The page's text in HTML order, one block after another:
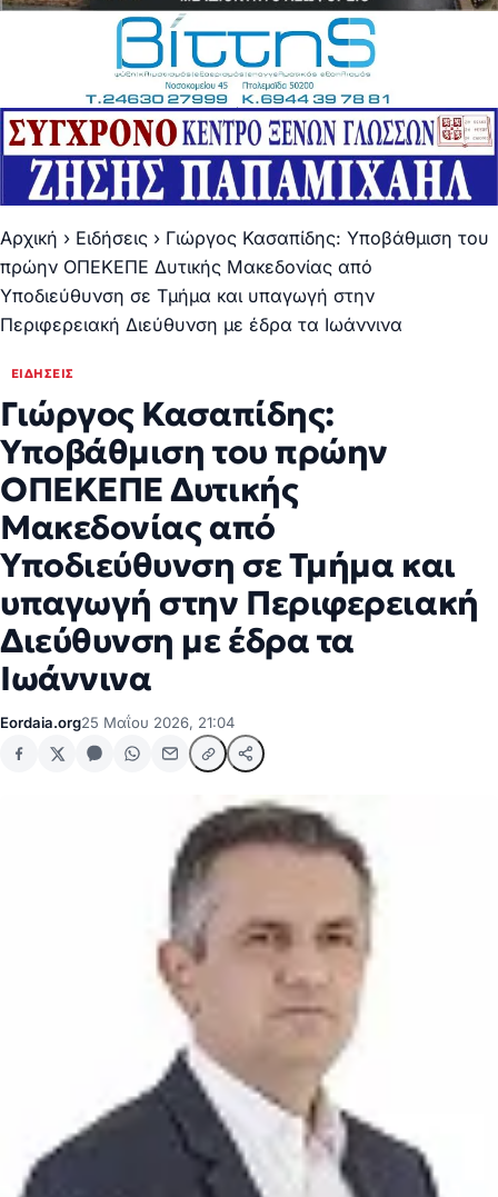
Αρχική › Ειδήσεις › Γιώργος Κασαπίδης: Υποβάθμιση του
πρώην ΟΠΕΚΕΠΕ Δυτικής Μακεδονίας από
Υποδιεύθυνση σε Τμήμα και υπαγωγή στην
Περιφερειακή Διεύθυνση με έδρα τα Ιωάννινα
ΕΙΔΉΣΕΙΣ
Γιώργος Κασαπίδης:
Υποβάθμιση του πρώην
ΟΠΕΚΕΠΕ Δυτικής
Μακεδονίας από
Υποδιεύθυνση σε Τμήμα και
υπαγωγή στην Περιφερειακή
Διεύθυνση με έδρα τα
Ιωάννινα
Eordaia.org25 Μαΐου 2026, 21:04